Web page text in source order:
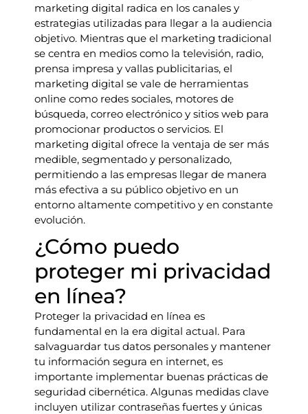
marketing digital radica en los canales y
estrategias utilizadas para llegar a la audiencia
objetivo. Mientras que el marketing tradicional
se centra en medios como la televisión, radio,
prensa impresa y vallas publicitarias, el
marketing digital se vale de herramientas
online como redes sociales, motores de
búsqueda, correo electrónico y sitios web para
promocionar productos o servicios. El
marketing digital ofrece la ventaja de ser más
medible, segmentado y personalizado,
permitiendo a las empresas llegar de manera
más efectiva a su público objetivo en un
entorno altamente competitivo y en constante
evolución.
¿Cómo puedo
proteger mi privacidad
en línea?
Proteger la privacidad en línea es
fundamental en la era digital actual. Para
salvaguardar tus datos personales y mantener
tu información segura en internet, es
importante implementar buenas prácticas de
seguridad cibernética. Algunas medidas clave
incluyen utilizar contraseñas fuertes y únicas